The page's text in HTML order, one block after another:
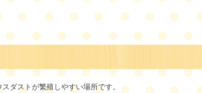
ダストが繁殖しやすい場所です。